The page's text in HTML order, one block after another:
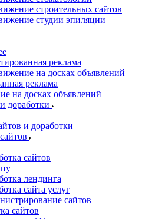
строительных сайтов
студии эпиляции
реклама
на досках объявлений
реклама
на досках объявлений
доработки
и доработки
сайтов
лендинга
сайта услуг
сайтов
сайтов